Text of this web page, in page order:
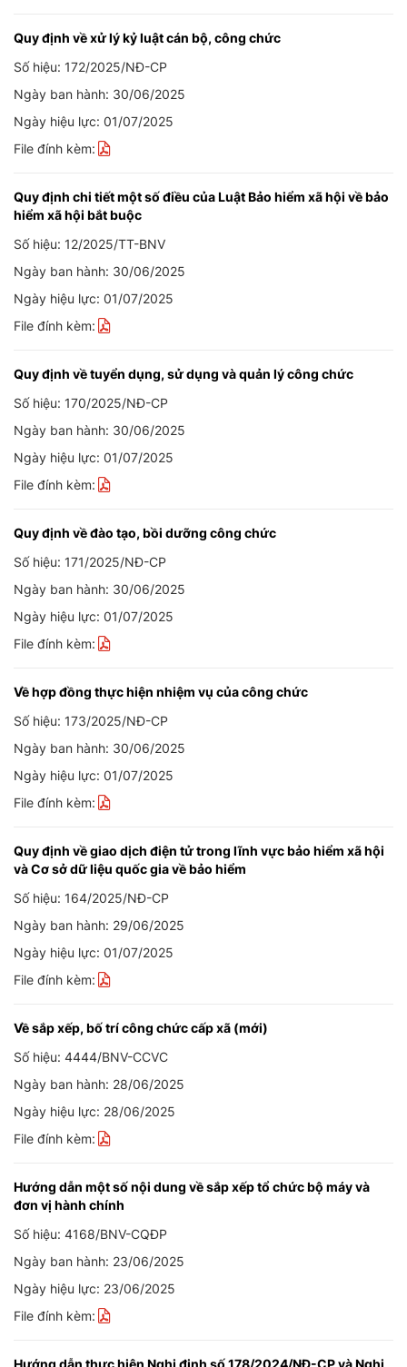
Quy định về xử lý kỷ luật cán bộ, công chức
Số hiệu: 172/2025/NĐ-CP
Ngày ban hành: 30/06/2025
Ngày hiệu lực: 01/07/2025
File đính kèm:
Quy định chi tiết một số điều của Luật Bảo hiểm xã hội về bảo
hiểm xã hội bắt buộc
Số hiệu: 12/2025/TT-BNV
Ngày ban hành: 30/06/2025
Ngày hiệu lực: 01/07/2025
File đính kèm:
Quy định về tuyển dụng, sử dụng và quản lý công chức
Số hiệu: 170/2025/NĐ-CP
Ngày ban hành: 30/06/2025
Ngày hiệu lực: 01/07/2025
File đính kèm:
Quy định về đào tạo, bồi dưỡng công chức
Số hiệu: 171/2025/NĐ-CP
Ngày ban hành: 30/06/2025
Ngày hiệu lực: 01/07/2025
File đính kèm:
Về hợp đồng thực hiện nhiệm vụ của công chức
Số hiệu: 173/2025/NĐ-CP
Ngày ban hành: 30/06/2025
Ngày hiệu lực: 01/07/2025
File đính kèm:
Quy định về giao dịch điện tử trong lĩnh vực bảo hiểm xã hội
và Cơ sở dữ liệu quốc gia về bảo hiểm
Số hiệu: 164/2025/NĐ-CP
Ngày ban hành: 29/06/2025
Ngày hiệu lực: 01/07/2025
File đính kèm:
Về sắp xếp, bố trí công chức cấp xã (mới)
Số hiệu: 4444/BNV-CCVC
Ngày ban hành: 28/06/2025
Ngày hiệu lực: 28/06/2025
File đính kèm:
Hướng dẫn một số nội dung về sắp xếp tổ chức bộ máy và
đơn vị hành chính
Số hiệu: 4168/BNV-CQĐP
Ngày ban hành: 23/06/2025
Ngày hiệu lực: 23/06/2025
File đính kèm:
Hướng dẫn thực hiện Nghị định số 178/2024/NĐ-CP và Nghị